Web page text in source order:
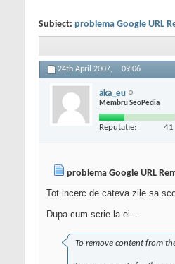
Subiect: problema Google URL
24th April 2007, 09:06
aka_eu
Membru SeoPedia
Reputatie: 41
problema Google URL
Tot incerc de cateva zile sa
Dupa cum scrie la ei...
To remove content from